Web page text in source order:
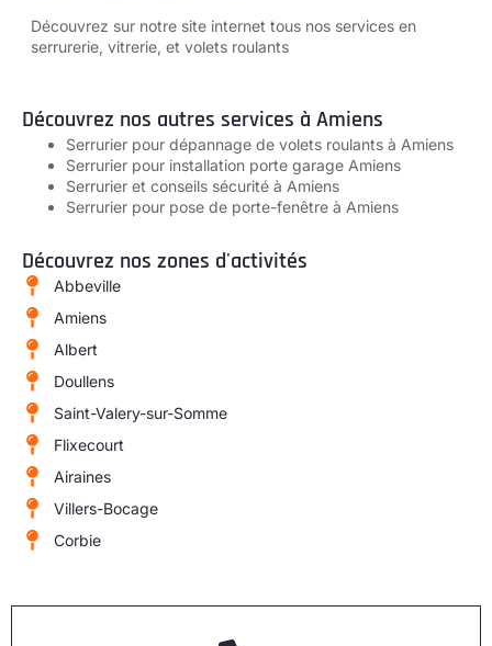
Découvrez sur notre site internet tous nos services en
serrurerie, vitrerie, et volets roulants
Découvrez nos autres services à Amiens
Serrurier pour dépannage de volets roulants à Amiens
Serrurier pour installation porte garage Amiens
Serrurier et conseils sécurité à Amiens
Serrurier pour pose de porte-fenêtre à Amiens
Découvrez nos zones d'activités
Abbeville
Amiens
Albert
Doullens
Saint-Valery-sur-Somme
Flixecourt
Airaines
Villers-Bocage
Corbie